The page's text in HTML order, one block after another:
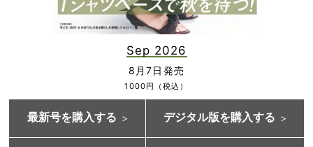
Sep 2026
8月7日発売
1000円（税込）
最新号を購入する デジタル版を購入する